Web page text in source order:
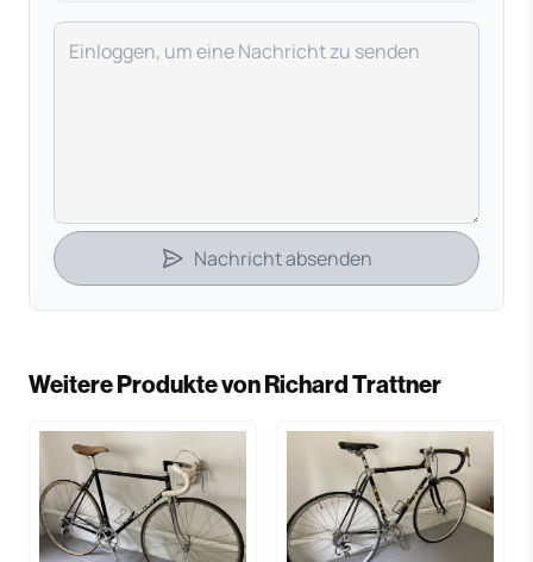
Deine Nachricht
Nachricht absenden
Weitere Produkte von Richard Trattner